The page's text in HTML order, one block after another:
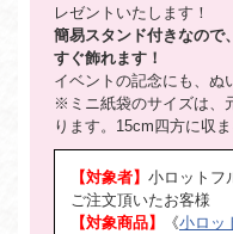
レゼントいたします！
簡易スタンド付きなので
すぐ飾れます！
イベントの記念にも、
※ミニ紙袋のサイズは、
ります。15cm四方に収
【対象者】 小ロットフ
ご注文頂いたお客様
【対象商品】
《小ロッ